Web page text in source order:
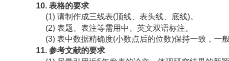
10. 表格的要求
(1) 请制作成三线表(顶线、表头线、底线)。
(2) 表题、表注等需用中、英文双语标注。
(3) 表中数据精确度(小数点后的位数)保持一致，一
11. 参考文献的要求